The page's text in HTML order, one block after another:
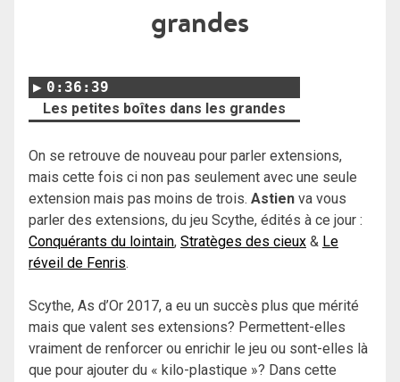
grandes
0:36:39
Les petites boîtes dans les grandes
On se retrouve de nouveau pour parler extensions,
mais cette fois ci non pas seulement avec une seule
extension mais pas moins de trois. Astien va vous
parler des extensions, du jeu Scythe, édités à ce jour :
Conquérants du lointain, Stratèges des cieux & Le
réveil de Fenris.
Scythe, As d’Or 2017, a eu un succès plus que mérité
mais que valent ses extensions? Permettent-elles
vraiment de renforcer ou enrichir le jeu ou sont-elles là
que pour ajouter du « kilo-plastique »? Dans cette